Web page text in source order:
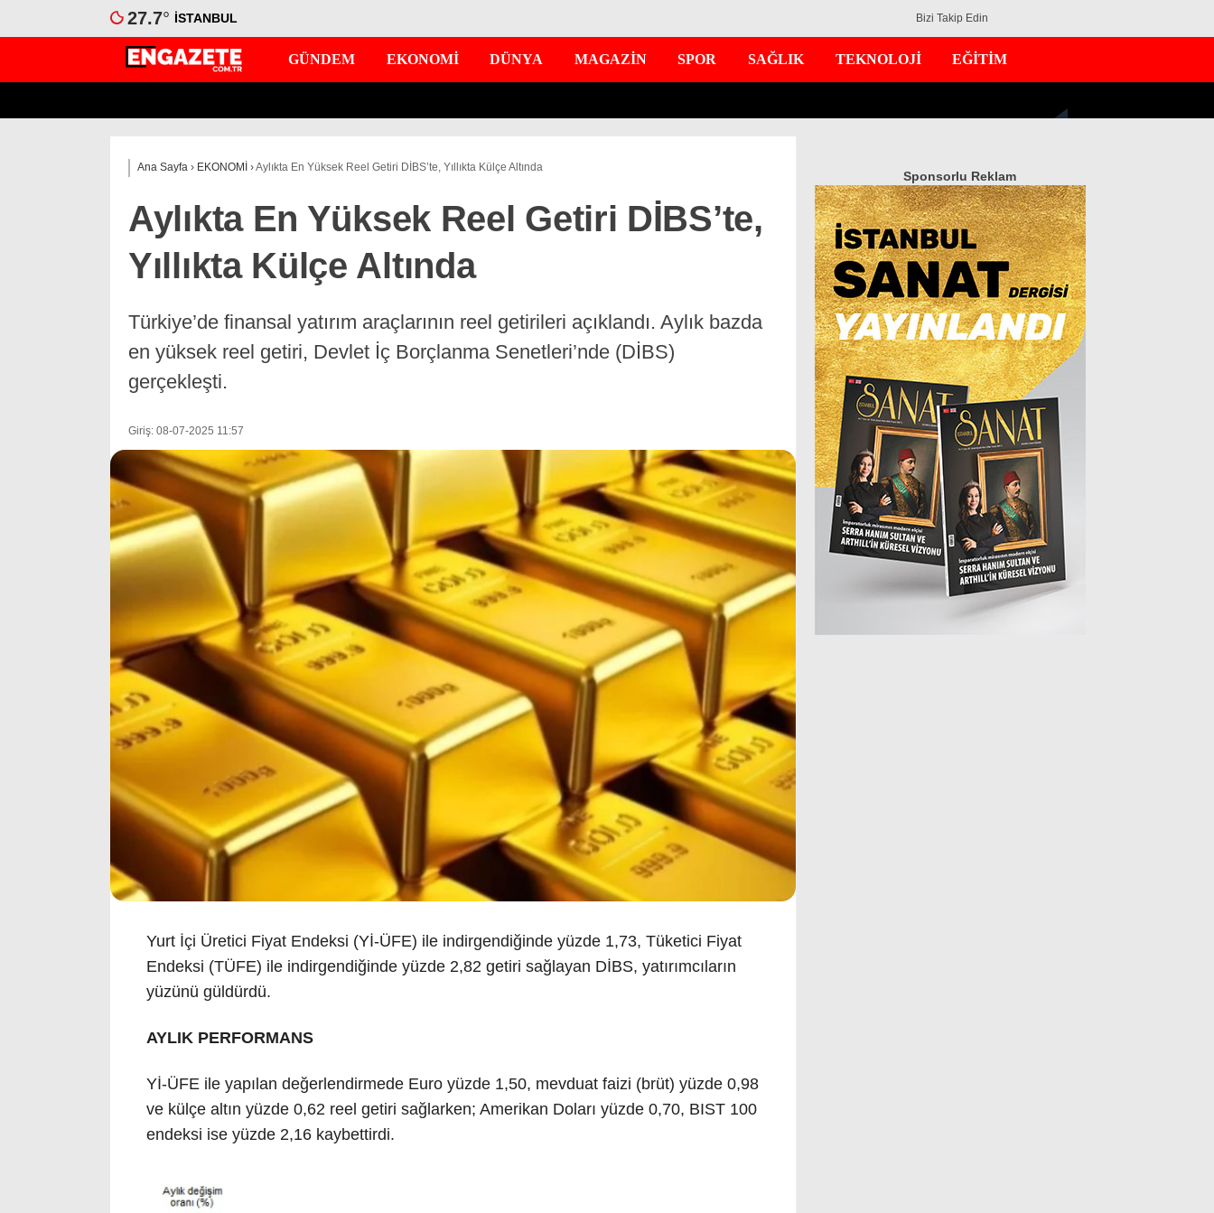
GÜNDEM
EKONOMİ
DÜNYA
MAGAZİN
SPOR
SAĞLIK
TEKNOLOJİ
EĞİTİM
27.7° İSTANBUL Bizi Takip Edin
GÜNDEM EKONOMİ DÜNYA MAGAZİN SPOR SAĞLIK TEKNOLOJİ EĞİTİM
Ana Sayfa › EKONOMİ ›Aylıkta En Yüksek Reel Getiri DİBS’te, Yıllıkta Külçe Altında
Aylıkta En Yüksek Reel Getiri DİBS’te,
Yıllıkta Külçe Altında
Türkiye’de finansal yatırım araçlarının reel getirileri açıklandı. Aylık bazda
en yüksek reel getiri, Devlet İç Borçlanma Senetleri’nde (DİBS)
gerçekleşti.
Giriş: 08-07-2025 11:57
Yurt İçi Üretici Fiyat Endeksi (Yİ-ÜFE) ile indirgendiğinde yüzde 1,73, Tüketici Fiyat
Endeksi (TÜFE) ile indirgendiğinde yüzde 2,82 getiri sağlayan DİBS, yatırımcıların
yüzünü güldürdü.
AYLIK PERFORMANS
Yİ-ÜFE ile yapılan değerlendirmede Euro yüzde 1,50, mevduat faizi (brüt) yüzde 0,98
ve külçe altın yüzde 0,62 reel getiri sağlarken; Amerikan Doları yüzde 0,70, BIST 100
endeksi ise yüzde 2,16 kaybettirdi.
Sponsorlu Reklam